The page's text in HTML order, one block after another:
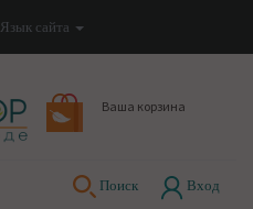
Язык сайта
Ваша корзина
Поиск Вход